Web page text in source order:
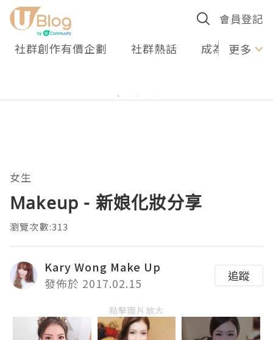
會員登記
社群創作有價企劃 社群熱話 成為U更多
女生
Makeup - 新娘化妝分享
瀏覽次數:313
Kary Wong Make Up
發佈於 2017.02.15
追蹤
點擊圖片放大